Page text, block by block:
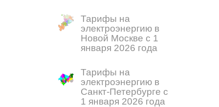
Тарифы на
электроэнергию в
Новой Москве с 1
января 2026 года
Тарифы на
электроэнергию в
Санкт-Петербурге с
1 января 2026 года